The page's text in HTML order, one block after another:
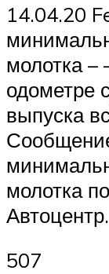
14.04.20
молотка –
одометре
выпуска
молотка
507